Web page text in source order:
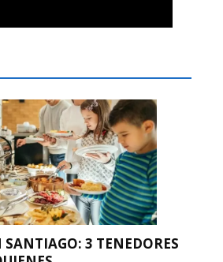
SANTIAGO: 3 TENEDORES